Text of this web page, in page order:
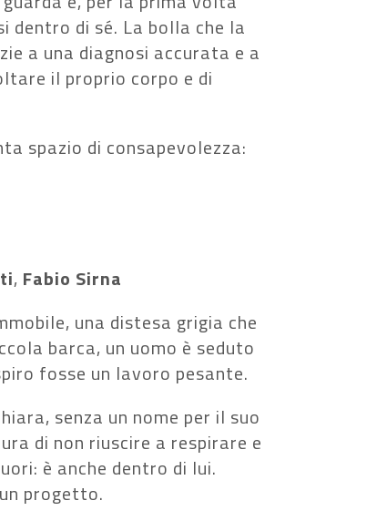
dentro di sé. La bolla che la
a una diagnosi accurata e a
il proprio corpo e di
spazio di consapevolezza:
, Fabio Sirna
una distesa grigia che
barca, un uomo è seduto
fosse un lavoro pesante.
senza un nome per il suo
di non riuscire a respirare e
è anche dentro di lui.
progetto.